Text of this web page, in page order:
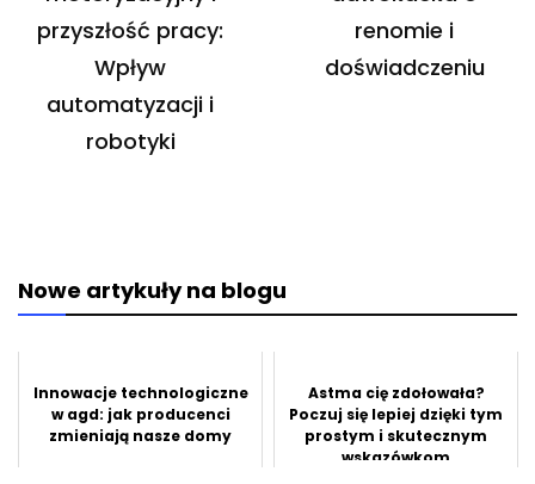
przyszłość pracy:
Wpływ
automatyzacji i
robotyki
renomie i
doświadczeniu
Nowe artykuły na blogu
Innowacje technologiczne
w agd: jak producenci
zmieniają nasze domy
Astma cię zdołowała?
Poczuj się lepiej dzięki tym
prostym i skutecznym
wskazówkom